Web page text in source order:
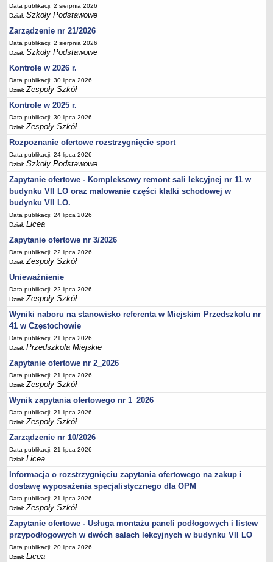
Sprawozdania
Deklaracja dostępności
PORADNIE PSYCHOLOGICZNO-PEDAGOGICZNE
Zespół Poradni
BIURO FINANSÓW OŚWIATY
Dane podstawowe
Statut
Godziny dyżurów
Ogłoszenia
Zarządzenia
Rejestry, ewidencje, archiwa
Kontrole
PONOWNE WYKORZYSTYWANIE
Sprawozdania
Deklaracja dostępności
DEKLARACJA DOSTĘPNOŚCI
OŚWIADCZENIA MAJĄTKOWE
PONOWNE WYKORZYSTYWANIE
UDOSTĘPNIANIE INFORMACJI PUBLICZNEJ
OCHRONA DANYCH OSOBOWYCH
Data publikacji: 2 sierpnia 2026
Dział:Szkoły Podstawowe
Zarządzenie nr 21/2026
Data publikacji: 2 sierpnia 2026
Dział:Szkoły Podstawowe
Kontrole w 2026 r.
Data publikacji: 30 lipca 2026
Dział:Zespoły Szkół
Kontrole w 2025 r.
Data publikacji: 30 lipca 2026
Dział:Zespoły Szkół
Rozpoznanie ofertowe rozstrzygnięcie sport
Data publikacji: 24 lipca 2026
Dział:Szkoły Podstawowe
Zapytanie ofertowe - Kompleksowy remont sali lekcyjnej nr 11 w
budynku VII LO oraz malowanie części klatki schodowej w
budynku VII LO.
Data publikacji: 24 lipca 2026
Dział:Licea
Zapytanie ofertowe nr 3/2026
Data publikacji: 22 lipca 2026
Dział:Zespoły Szkół
Unieważnienie
Data publikacji: 22 lipca 2026
Dział:Zespoły Szkół
Wyniki naboru na stanowisko referenta w Miejskim Przedszkolu nr
41 w Częstochowie
Data publikacji: 21 lipca 2026
Dział:Przedszkola Miejskie
Zapytanie ofertowe nr 2_2026
Data publikacji: 21 lipca 2026
Dział:Zespoły Szkół
Wynik zapytania ofertowego nr 1_2026
Data publikacji: 21 lipca 2026
Dział:Zespoły Szkół
Zarządzenie nr 10/2026
Data publikacji: 21 lipca 2026
Dział:Licea
Informacja o rozstrzygnięciu zapytania ofertowego na zakup i
dostawę wyposażenia specjalistycznego dla OPM
Data publikacji: 21 lipca 2026
Dział:Zespoły Szkół
Zapytanie ofertowe - Usługa montażu paneli podłogowych i listew
przypodłogowych w dwóch salach lekcyjnych w budynku VII LO
Data publikacji: 20 lipca 2026
Dział:Licea